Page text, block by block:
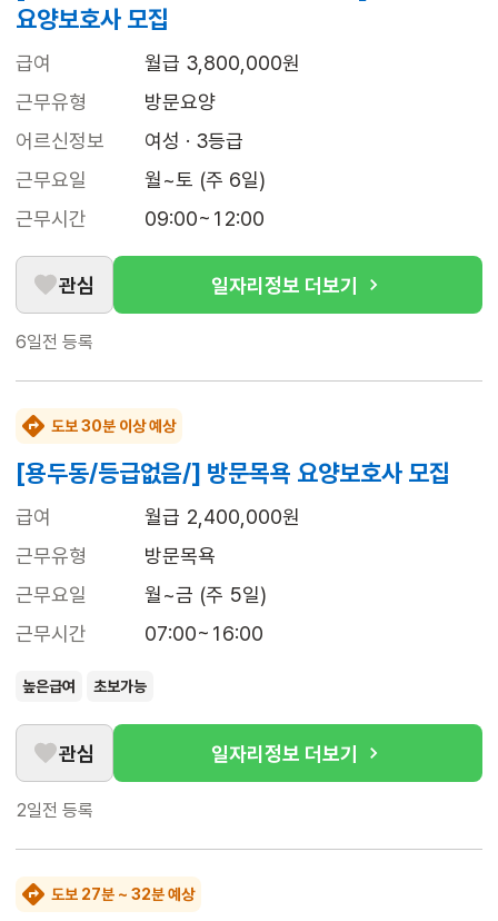
요양보호사 모집
급여
월급 3,800,000원
근무유형
방문요양
어르신정보
여성 · 3등급
근무요일
월~토 (주 6일)
근무시간
09:00~12:00
관심 일자리정보 더보기
6일전 등록
도보 30분 이상 예상
[용두동/등급없음/] 방문목욕 요양보호사 모집
급여
월급 2,400,000원
근무유형
방문목욕
근무요일
월~금 (주 5일)
근무시간
07:00~16:00
높은급여 초보가능
관심 일자리정보 더보기
2일전 등록
도보 27분 ~ 32분 예상